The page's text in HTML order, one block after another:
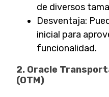
de diversos
Desventaja:
inicial para
funcionalidad.
2. Oracle
(OTM)